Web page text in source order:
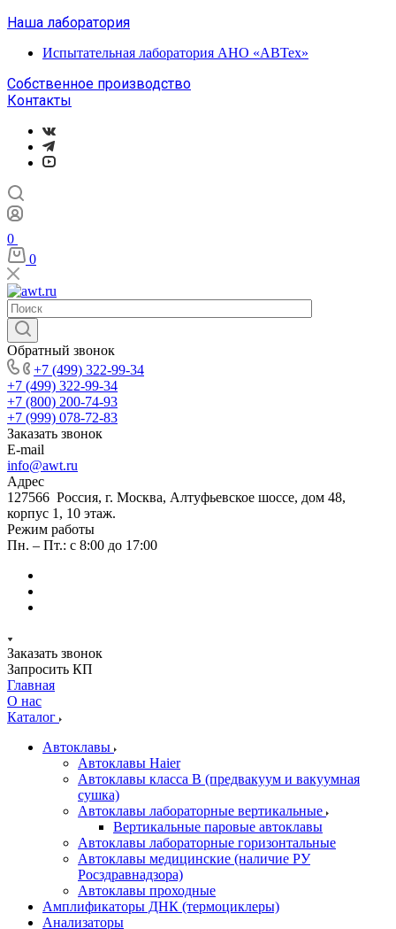
Наша лаборатория
Испытательная лаборатория АНО «АВТех»
Собственное производство
Контакты
0
0
Обратный звонок
+7 (499) 322-99-34
+7 (499) 322-99-34
+7 (800) 200-74-93
+7 (999) 078-72-83
Заказать звонок
E-mail
info@awt.ru
Адрес
127566 Россия, г. Москва, Алтуфьевское шоссе, дом 48,
корпус 1, 10 этаж.
Режим работы
Пн. – Пт.: с 8:00 до 17:00
Заказать звонок
Запросить КП
Главная
О нас
Каталог
Автоклавы
Автоклавы Haier
Автоклавы класса B (предвакуум и вакуумная
сушка)
Автоклавы лабораторные вертикальные
Вертикальные паровые автоклавы
Автоклавы лабораторные горизонтальные
Автоклавы медицинские (наличие РУ
Росздравнадзора)
Автоклавы проходные
Амплификаторы ДНК (термоциклеры)
Анализаторы